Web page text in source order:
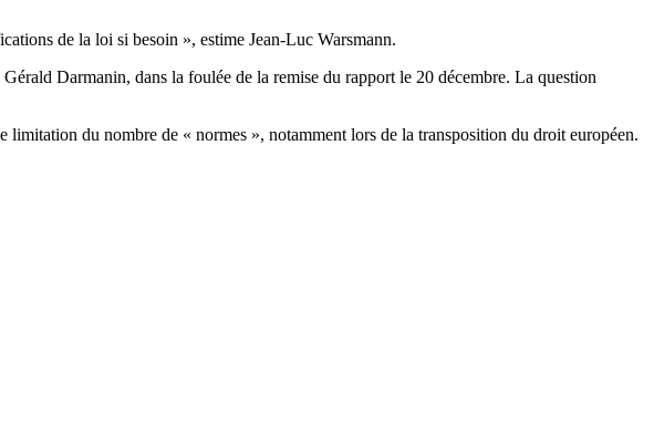
de la loi si besoin », estime Jean-Luc Warsmann.
Darmanin, dans la foulée de la remise du rapport le 20 décembre. La question
du nombre de « normes », notamment lors de la transposition du droit européen.